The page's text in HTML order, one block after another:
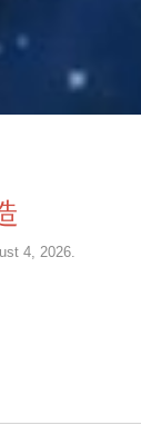
4, 2026.